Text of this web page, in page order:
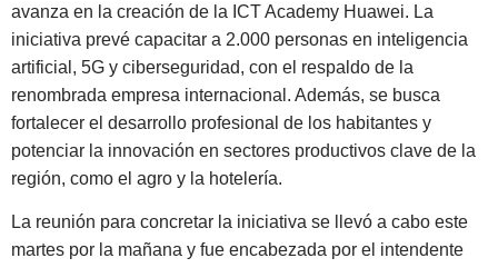
avanza en la creación de la ICT Academy Huawei. La
iniciativa prevé capacitar a 2.000 personas en inteligencia
artificial, 5G y ciberseguridad, con el respaldo de la
renombrada empresa internacional. Además, se busca
fortalecer el desarrollo profesional de los habitantes y
potenciar la innovación en sectores productivos clave de la
región, como el agro y la hotelería.
La reunión para concretar la iniciativa se llevó a cabo este
martes por la mañana y fue encabezada por el intendente